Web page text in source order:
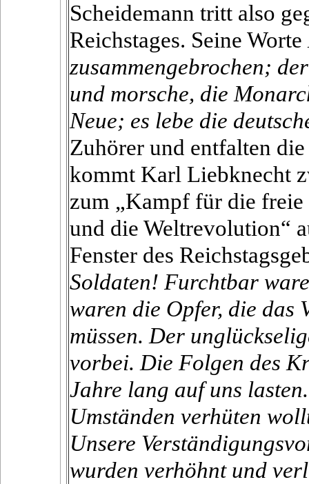
Scheidemann tritt also
Reichstages. Seine Worte
zusammengebrochen;
und morsche, die
Neue; es lebe die
Zuhörer und entfalten
kommt Karl Liebknecht
zum „Kampf für die
und die Weltrevolution“
Fenster des
Soldaten! Furchtbar
waren die Opfer, die das
müssen. Der
vorbei. Die Folgen des
Jahre lang auf uns
Umständen verhüten
Unsere
wurden verhöhnt und